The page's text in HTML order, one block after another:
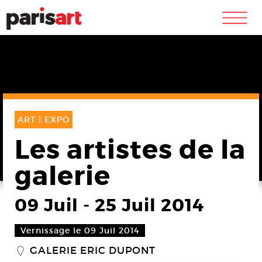
m
ART | EXPO
Les artistes de la
galerie
09 Juil - 25 Juil 2014
Vernissage le 09 Juil 2014
_ GALERIE ERIC DUPONT